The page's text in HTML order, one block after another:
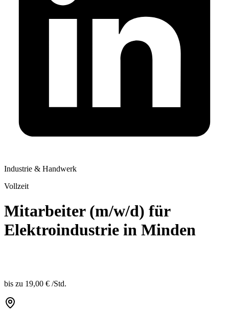
Industrie & Handwerk
Vollzeit
Mitarbeiter (m/w/d) für
Elektroindustrie in Minden
bis zu 19,00 € /Std.